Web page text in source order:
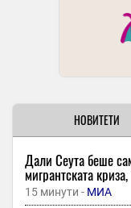
НОВИТЕТИ
Дали Сеута беше
мигрантската
15 минути - МИА